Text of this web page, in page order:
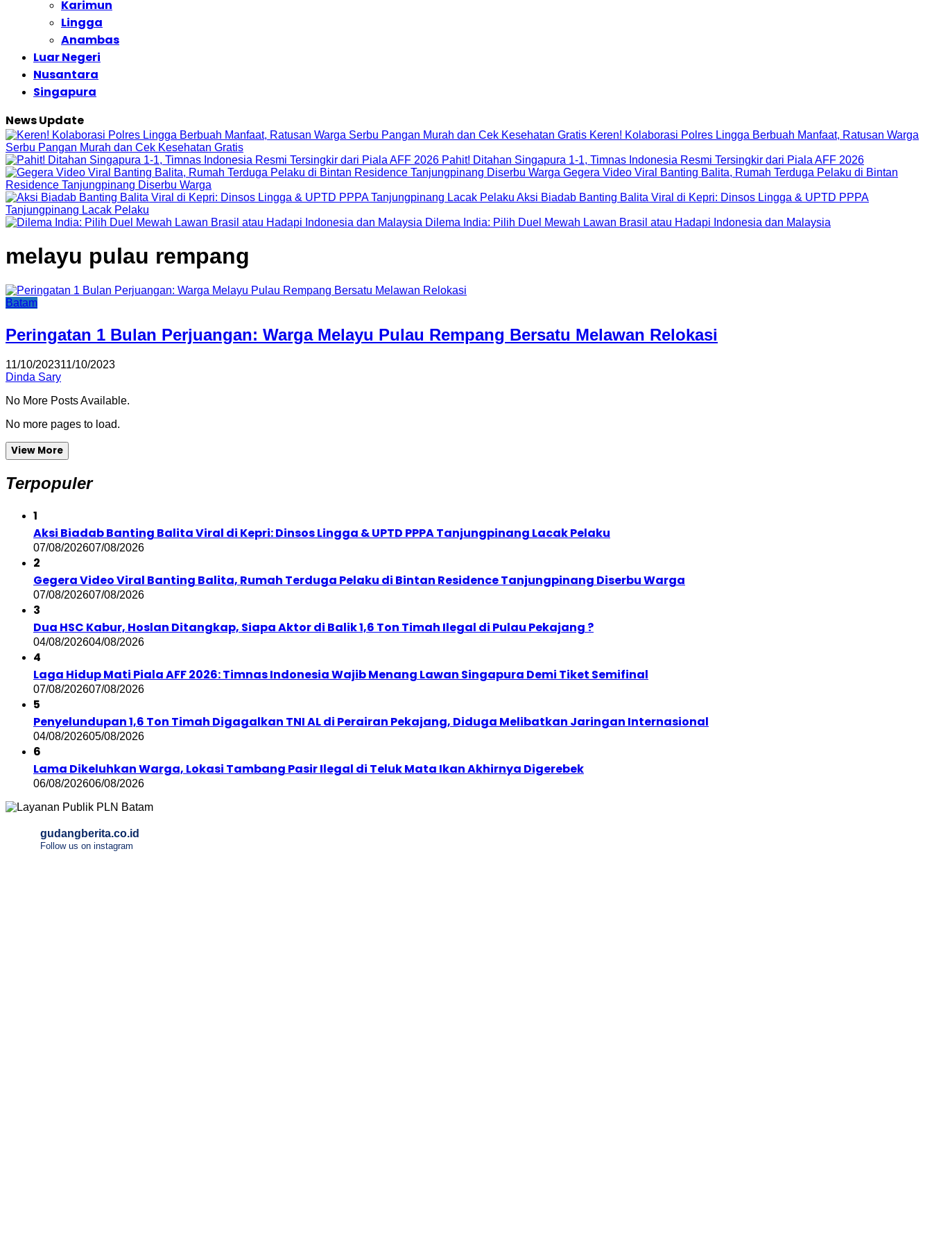
Karimun
Lingga
Anambas
Luar Negeri
Nusantara
Singapura
News Update
Keren! Kolaborasi Polres Lingga Berbuah Manfaat, Ratusan Warga
Serbu Pangan Murah dan Cek Kesehatan Gratis
Pahit! Ditahan Singapura 1-1, Timnas Indonesia Resmi Tersingkir dari Piala AFF 2026
Gegera Video Viral Banting Balita, Rumah Terduga Pelaku di Bintan
Residence Tanjungpinang Diserbu Warga
Aksi Biadab Banting Balita Viral di Kepri: Dinsos Lingga & UPTD PPPA
Tanjungpinang Lacak Pelaku
Dilema India: Pilih Duel Mewah Lawan Brasil atau Hadapi Indonesia dan Malaysia
melayu pulau rempang
Batam
Peringatan 1 Bulan Perjuangan: Warga Melayu Pulau Rempang Bersatu Melawan Relokasi
11/10/202311/10/2023
Dinda Sary
No More Posts Available.
No more pages to load.
View More
Terpopuler
1
Aksi Biadab Banting Balita Viral di Kepri: Dinsos Lingga & UPTD PPPA Tanjungpinang Lacak Pelaku
07/08/202607/08/2026
2
Gegera Video Viral Banting Balita, Rumah Terduga Pelaku di Bintan Residence Tanjungpinang Diserbu Warga
07/08/202607/08/2026
3
Dua HSC Kabur, Hoslan Ditangkap, Siapa Aktor di Balik 1,6 Ton Timah Ilegal di Pulau Pekajang ?
04/08/202604/08/2026
4
Laga Hidup Mati Piala AFF 2026: Timnas Indonesia Wajib Menang Lawan Singapura Demi Tiket Semifinal
07/08/202607/08/2026
5
Penyelundupan 1,6 Ton Timah Digagalkan TNI AL di Perairan Pekajang, Diduga Melibatkan Jaringan Internasional
04/08/202605/08/2026
6
Lama Dikeluhkan Warga, Lokasi Tambang Pasir Ilegal di Teluk Mata Ikan Akhirnya Digerebek
06/08/202606/08/2026
gudangberita.co.id
Follow us on instagram